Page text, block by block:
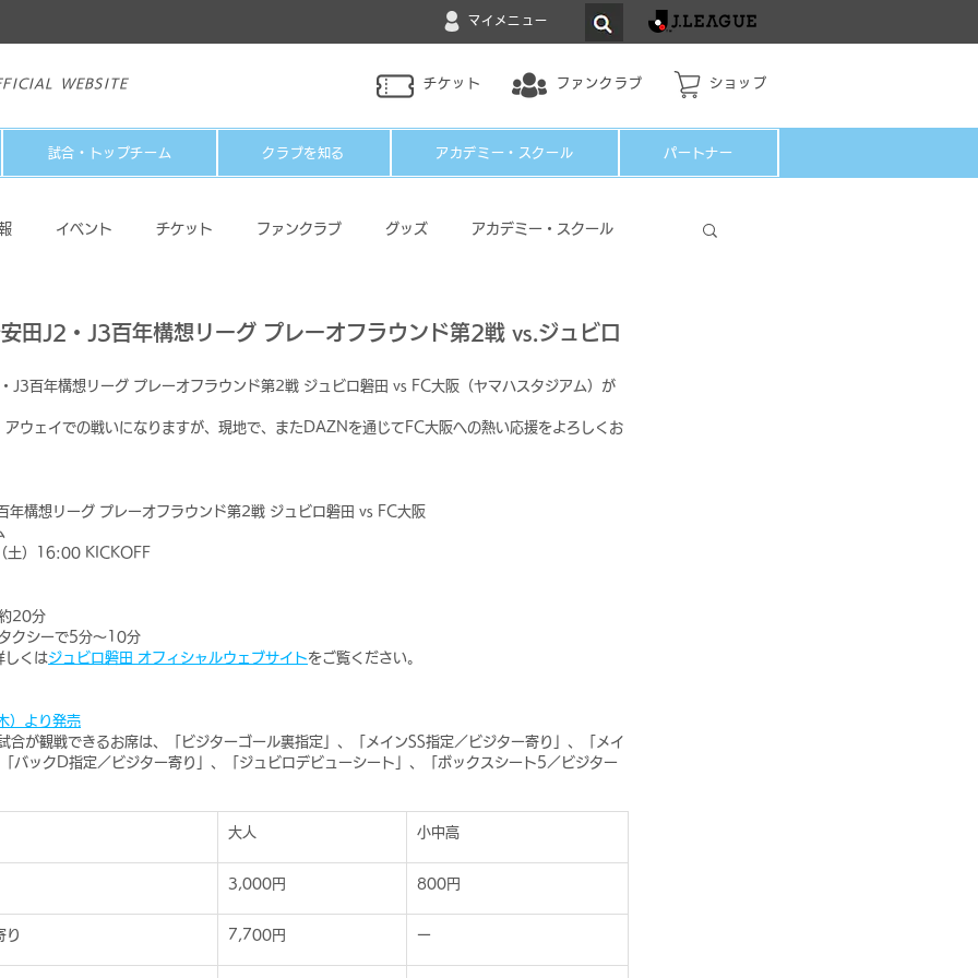
マイメニュー
WEBSITE チケット ファンクラブ ショップ
試合・トップチーム クラブを知る アカデミー・スクール パートナー
イベント チケット ファンクラブ グッズ アカデミー・スクール
田J2・J3百年構想リーグ プレーオフラウンド第2戦 vs.ジュビロ
J3百年構想リーグ プレーオフラウンド第2戦 ジュビロ磐田 vs FC大阪（ヤマハスタジアム）が
アウェイでの戦いになりますが、現地で、またDAZNを通じてFC大阪への熱い応援をよろしくお
年構想リーグ プレーオフラウンド第2戦 ジュビロ磐田 vs FC大阪
土）16:00 KICKOFF
20分
クシーで5分～10分
しくはジュビロ磐田 オフィシャルウェブサイトをご覧ください。
）より発売
が観戦できるお席は、「ビジターゴール裏指定」、「メインSS指定／ビジター寄り」、「メイ
バックD指定／ビジター寄り」、「ジュビロデビューシート」、「ボックスシート5／ビジター
大人 小中高
3,000円 800円
り 7,700円 ー